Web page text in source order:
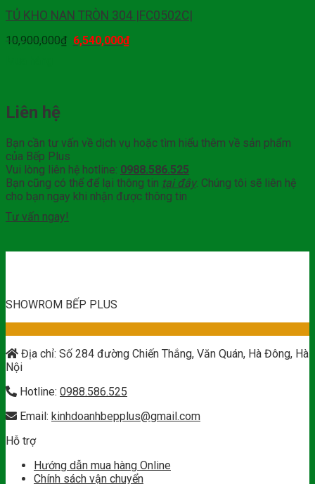
TỦ KHO NAN TRÒN 304 |FC0502C|
10,900,000₫ 6,540,000₫
Liên hệ
Bạn cần tư vấn về dịch vụ hoặc tìm hiểu thêm về sản phẩm
của Bếp Plus
Vui lòng liên hệ hotline: 0988.586.525
Bạn cũng có thể để lại thông tin tại đây. Chúng tôi sẽ liên hệ
cho bạn ngay khi nhận được thông tin
Tư vấn ngay!
SHOWROM BẾP PLUS
Địa chỉ: Số 284 đường Chiến Thắng, Văn Quán, Hà Đông, Hà
Nội
Hotline: 0988.586.525
Email: kinhdoanhbepplus@gmail.com
Hỗ trợ
Hướng dẫn mua hàng Online
Chính sách vận chuyển